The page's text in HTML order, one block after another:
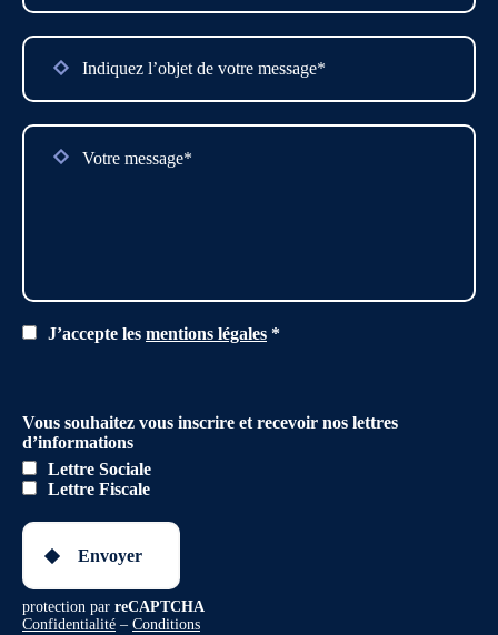
field
empty.
J’accepte les mentions légales *
Vous souhaitez vous inscrire et recevoir nos lettres
d’informations
Lettre Sociale
Lettre Fiscale
Envoyer
protection par reCAPTCHA
Confidentialité – Conditions